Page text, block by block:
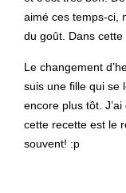
aimé ces temps-ci,
du goût. Dans cette
Le changement
suis une fille qui se
encore plus tôt.
cette recette est le
souvent! :p